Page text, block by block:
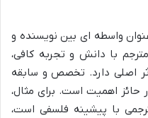
واسطه ای بین نویسنده و
با دانش و تجربه کافی،
اصلی دارد. تخصص و سابقه
حائز اهمیت است. برای مثال،
با پیشینه فلسفی است،